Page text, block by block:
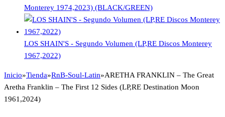
Monterey 1974,2023) (BLACK/GREEN)
LOS SHAIN'S - Segundo Volumen (LP,RE Discos Monterey
1967,2022)
Inicio»Tienda»RnB-Soul-Latin»ARETHA FRANKLIN – The Great
Aretha Franklin – The First 12 Sides (LP,RE Destination Moon
1961,2024)